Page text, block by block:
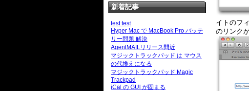
イトのフ
のリンク
新着記事
test test
Hyper Mac で MacBook Pro バッテ
リー問題 解決
AgentMAILリリース間近
マジックトラックパッド は マウス
の代換えになる
マジックトラックパッド Magic
Trackpad
iCal の GUI が固まる